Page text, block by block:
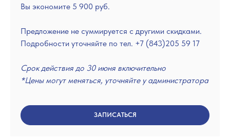
Вы экономите 5 900 руб.
Предложение не суммируется с другими скидками.
Подробности уточняйте по тел. +7 (843)205 59 17
Срок действия до 30 июня включительно
*Цены могут меняться, уточняйте у администратора
ЗАПИСАТЬСЯ